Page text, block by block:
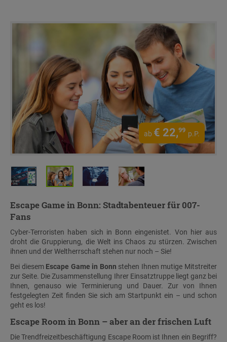
ab € 22,99 p.P.
Escape Game in Bonn: Stadtabenteuer für 007-
Fans
Cyber-Terroristen haben sich in Bonn eingenistet. Von hier aus
droht die Gruppierung, die Welt ins Chaos zu stürzen. Zwischen
ihnen und der Weltherrschaft stehen nur noch – Sie!
Bei diesem Escape Game in Bonn stehen Ihnen mutige Mitstreiter
zur Seite. Die Zusammenstellung Ihrer Einsatztruppe liegt ganz bei
Ihnen, genauso wie Terminierung und Dauer. Zur von Ihnen
festgelegten Zeit finden Sie sich am Startpunkt ein – und schon
geht es los!
Escape Room in Bonn – aber an der frischen Luft
Die Trendfreizeitbeschäftigung Escape Room ist Ihnen ein Begriff?